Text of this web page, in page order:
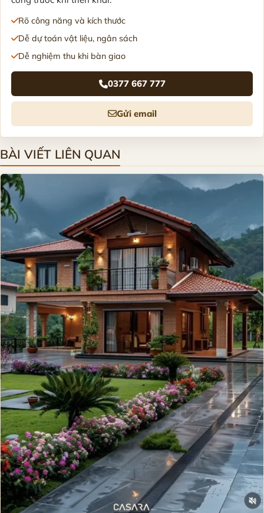
Rõ công năng và kích thước
Dễ dự toán vật liệu, ngân sách
Dễ nghiệm thu khi bàn giao
0377 667 777
Gửi email
BÀI VIẾT LIÊN QUAN